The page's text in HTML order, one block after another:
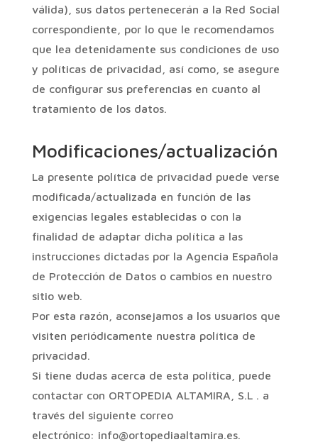
válida), sus datos pertenecerán a la Red Social
correspondiente, por lo que le recomendamos
que lea detenidamente sus condiciones de uso
y políticas de privacidad, así como, se asegure
de configurar sus preferencias en cuanto al
tratamiento de los datos.
Modificaciones/actualización
La presente política de privacidad puede verse
modificada/actualizada en función de las
exigencias legales establecidas o con la
finalidad de adaptar dicha política a las
instrucciones dictadas por la Agencia Española
de Protección de Datos o cambios en nuestro
sitio web.
Por esta razón, aconsejamos a los usuarios que
visiten periódicamente nuestra política de
privacidad.
Si tiene dudas acerca de esta política, puede
contactar con ORTOPEDIA ALTAMIRA, S.L . a
través del siguiente correo
electrónico: info@ortopediaaltamira.es.